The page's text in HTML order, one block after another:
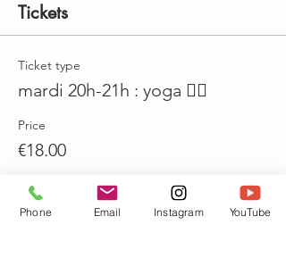
Tickets
Ticket type
mardi 20h-21h : yoga 🤸‍♀️
Price
€18.00
Quantity
Phone Email Instagram YouTube